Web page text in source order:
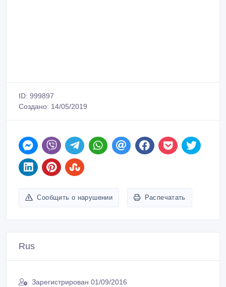
ID: 999897
Создано: 14/05/2019
Сообщить о нарушении Распечатать
Rus
Зарегистрирован 01/09/2016